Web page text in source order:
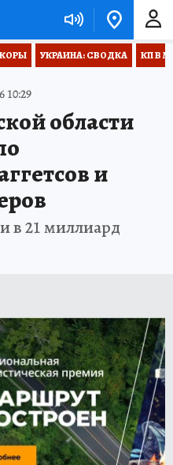
УКРАИНА: СВОДКА КП В
10:29
области
и
в 21 миллиард